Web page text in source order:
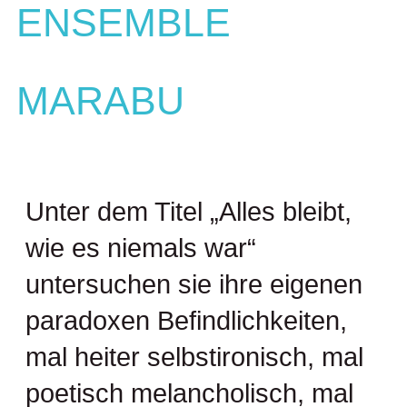
ENSEMBLE
MARABU
Unter dem Titel „Alles bleibt,
wie es niemals war“
untersuchen sie ihre eigenen
paradoxen Befindlichkeiten,
mal heiter selbstironisch, mal
poetisch melancholisch, mal